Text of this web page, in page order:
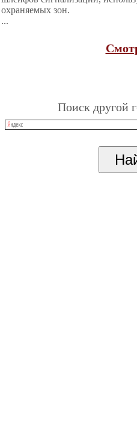
охраняемых зон.
...
Поиск другой